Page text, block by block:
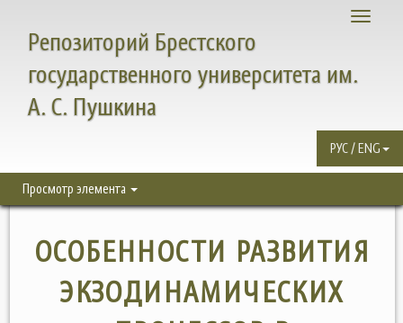
Toggle
Репозиторий Брестского
государственного университета им.
А. С. Пушкина
РУС / ENG
Просмотр элемента
ОСОБЕННОСТИ РАЗВИТИЯ
ЭКЗОДИНАМИЧЕСКИХ